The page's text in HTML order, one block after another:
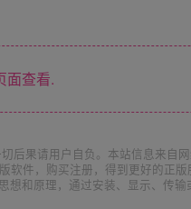
面查看.
果请用户自负。本站信息来自网
件，购买注册，得到更好的正版
和原理，通过安装、显示、传